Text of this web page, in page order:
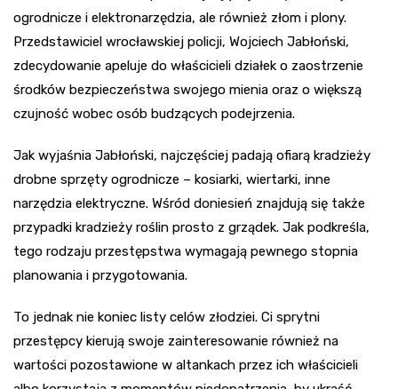
ogrodnicze i elektronarzędzia, ale również złom i plony.
Przedstawiciel wrocławskiej policji, Wojciech Jabłoński,
zdecydowanie apeluje do właścicieli działek o zaostrzenie
środków bezpieczeństwa swojego mienia oraz o większą
czujność wobec osób budzących podejrzenia.
Jak wyjaśnia Jabłoński, najczęściej padają ofiarą kradzieży
drobne sprzęty ogrodnicze – kosiarki, wiertarki, inne
narzędzia elektryczne. Wśród doniesień znajdują się także
przypadki kradzieży roślin prosto z grządek. Jak podkreśla,
tego rodzaju przestępstwa wymagają pewnego stopnia
planowania i przygotowania.
To jednak nie koniec listy celów złodziei. Ci sprytni
przestępcy kierują swoje zainteresowanie również na
wartości pozostawione w altankach przez ich właścicieli